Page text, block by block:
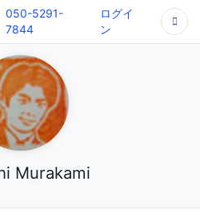
050-5291-
7844
ログイ
ン
Murakami